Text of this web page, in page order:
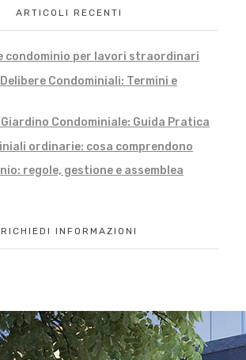
ARTICOLI RECENTI
condominio per lavori straordinari
Condominiali: Termini e
Condominiale: Guida Pratica
ordinarie: cosa comprendono
regole, gestione e assemblea
RICHIEDI INFORMAZIONI